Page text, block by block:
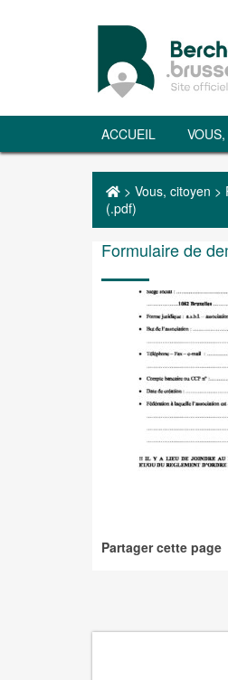
ACCUEIL
> Vous, citoyen >
(.pdf)
Formulaire de
Partager cette page